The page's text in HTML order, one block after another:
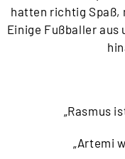
hatten richtig Spaß,
Einige Fußballer aus
„Rasmus
„Artemi